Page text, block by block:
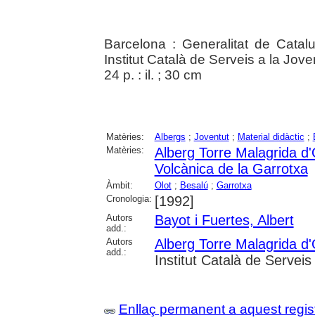
Barcelona : Generalitat de
Institut Català de Serveis a la
24 p. : il. ; 30 cm
Matèries: Albergs ; Joventut; Material didàctic ;
Matèries:
Alberg Torre Malagrida
Volcànica de la Garrotxa
Àmbit: Olot; Besalú; Garrotxa
Cronologia: [1992]
Autors
add.:
Bayot i Fuertes, Albert
Autors
add.:
Alberg Torre Malagrida
Institut Català de
Enllaç permanent a aquest